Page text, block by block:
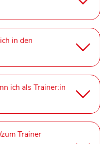
in den
ich als Trainer:in
Trainer